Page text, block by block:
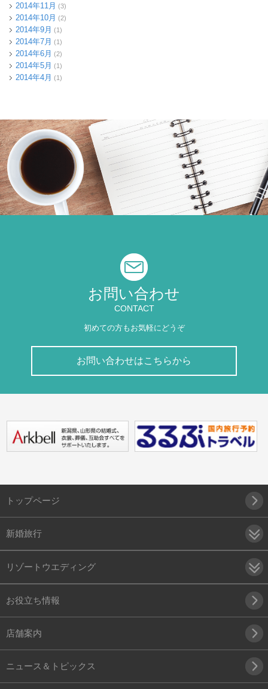
2014年11月 (3)
2014年10月 (2)
2014年9月 (1)
2014年7月 (1)
2014年6月 (2)
2014年5月 (1)
2014年4月 (1)
お問い合わせ
CONTACT
初めての方もお気軽にどうぞ
お問い合わせはこちらから
トップページ
新婚旅行
リゾートウエディング
お役立ち情報
店舗案内
ニュース＆トピックス